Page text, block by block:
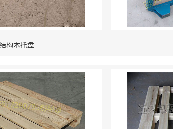
构木托盘